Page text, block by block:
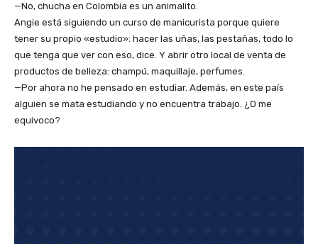
—No, chucha en Colombia es un animalito.
Angie está siguiendo un curso de manicurista porque quiere
tener su propio «estudio»: hacer las uñas, las pestañas, todo lo
que tenga que ver con eso, dice. Y abrir otro local de venta de
productos de belleza: champú, maquillaje, perfumes.
—Por ahora no he pensado en estudiar. Además, en este país
alguien se mata estudiando y no encuentra trabajo. ¿O me
equivoco?